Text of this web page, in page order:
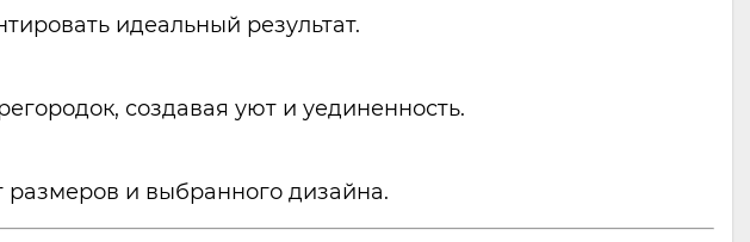
идеальный результат.
создавая уют и уединенность.
размеров и выбранного дизайна.